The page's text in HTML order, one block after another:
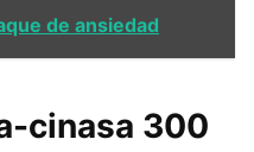
de ansiedad
cinasa 300